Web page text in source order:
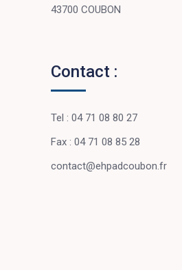
43700 COUBON
Contact :
Tel : 04 71 08 80 27
Fax : 04 71 08 85 28
contact@ehpadcoubon.fr